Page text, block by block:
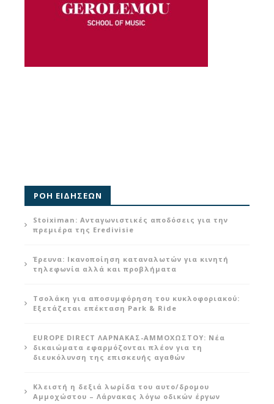
ΡΟΗ ΕΙΔΗΣΕΩΝ
Stoiximan: Ανταγωνιστικές αποδόσεις για την
πρεμιέρα της Eredivisie
Έρευνα: Ικανοποίηση καταναλωτών για κινητή
τηλεφωνία αλλά και προβλήματα
Τσολάκη για αποσυμφόρηση του κυκλοφοριακού:
Εξετάζεται επέκταση Park & Ride
EUROPE DIRECT ΛΑΡΝΑΚΑΣ-ΑΜΜΟΧΩΣΤΟΥ: Νέα
δικαιώματα εφαρμόζονται πλέον για τη
διευκόλυνση της επισκευής αγαθών
Κλειστή η δεξιά λωρίδα του αυτο/δρομου
Αμμοχώστου – Λάρνακας λόγω οδικών έργων